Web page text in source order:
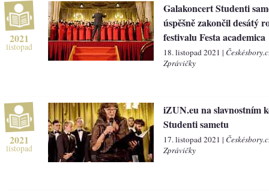
2021
listopad
Galakoncert Studenti
úspěšně zakončil desátý
festivalu Festa academica
18. listopad 2021 |
Zprávičky
2021
listopad
iZUN.eu na slavnostním
Studenti sametu
17. listopad 2021 |
Zprávičky